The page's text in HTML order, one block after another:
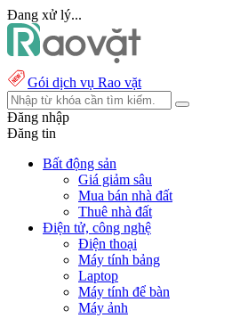
Đang xử lý...
Gói dịch vụ Rao vặt
Đăng nhập
Đăng tin
Bất động sản
Giá giảm sâu
Mua bán nhà đất
Thuê nhà đất
Điện tử, công nghệ
Điện thoại
Máy tính bảng
Laptop
Máy tính để bàn
Máy ảnh